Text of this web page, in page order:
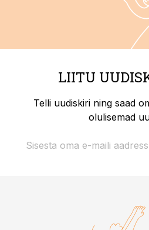
LIITU
Telli uudiskiri ning saad
olulisemad